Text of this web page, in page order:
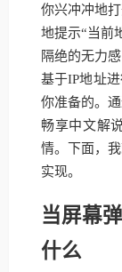
你兴冲冲地
地提示“当前
隔绝的无力
基于IP地址
你准备的。
畅享中文解
情。下面，
实现。
当屏幕
什么